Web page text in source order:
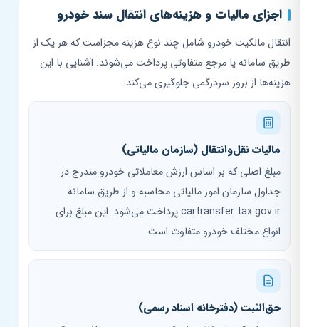
اجزای مالیات و هزینه‌های انتقال سند خودرو
انتقال مالکیت خودرو شامل چند نوع هزینه مجزاست که هر یک از
طریق سامانه یا مرجع متفاوتی پرداخت می‌شوند. آشنایی با این
هزینه‌ها از بروز سردرگمی جلوگیری می‌کند:
مالیات نقل‌وانتقال (سازمان مالیاتی)
مبلغ اصلی که بر اساس ارزش معاملاتی خودرو مندرج در
جداول سازمان امور مالیاتی محاسبه و از طریق سامانه
cartransfer.tax.gov.ir پرداخت می‌شود. این مبلغ برای
انواع مختلف خودرو متفاوت است.
حق‌الثبت (دفترخانه اسناد رسمی)